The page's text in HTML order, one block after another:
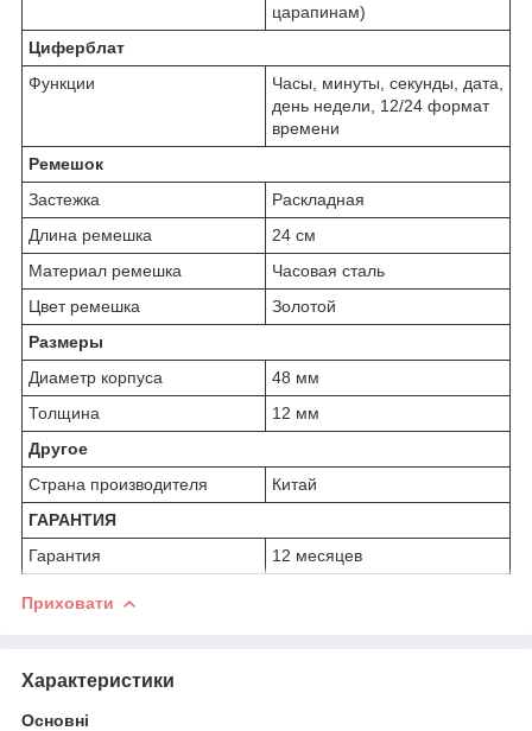
царапинам)
Циферблат
Функции
Часы, минуты, секунды, дата,
день недели, 12/24 формат
времени
Ремешок
Застежка
Раскладная
Длина ремешка
24 см
Материал ремешка
Часовая сталь
Цвет ремешка
Золотой
Размеры
Диаметр корпуса
48 мм
Толщина
12 мм
Другое
Страна производителя
Китай
ГАРАНТИЯ
Гарантия
12 месяцев
Приховати
Характеристики
Основні